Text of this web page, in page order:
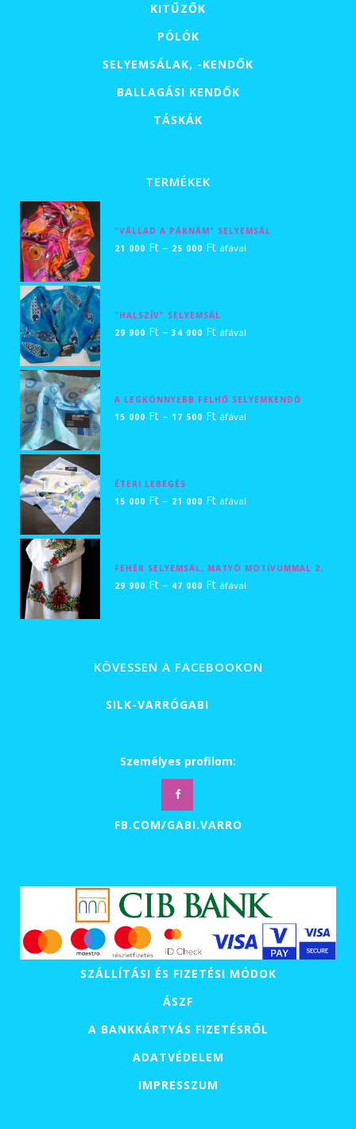
KITŰZŐK
PÓLÓK
SELYEMSÁLAK, -KENDŐK
BALLAGÁSI KENDŐK
TÁSKÁK
TERMÉKEK
"VÁLLAD A PÁRNÁM" SELYEMSÁL
21 000 Ft – 25 000 FtÁrtartomány:
25
áfával
"HALSZÍV" SELYEMSÁL
29 900 Ft – 34 000 FtÁrtartomány:
34
áfával
A LEGKÖNNYEBB FELHŐ SELYEMKENDŐ
15 000 Ft – 17 500 FtÁrtartomány:
17
áfával
ÉTERI LEBEGÉS
15 000 Ft – 21 000 FtÁrtartomány:
21
áfával
FEHÉR SELYEMSÁL, MATYÓ MOTÍVUMMAL 2.
29 900 Ft – 47 000 FtÁrtartomány:
47
áfával
KÖVESSEN A FACEBOOKON
SILK-VARRÓGABI
Személyes profilom:
FB.COM/GABI.VARRO
SZÁLLÍTÁSI ÉS FIZETÉSI MÓDOK
ÁSZF
A BANKKÁRTYÁS FIZETÉSRŐL
ADATVÉDELEM
IMPRESSZUM